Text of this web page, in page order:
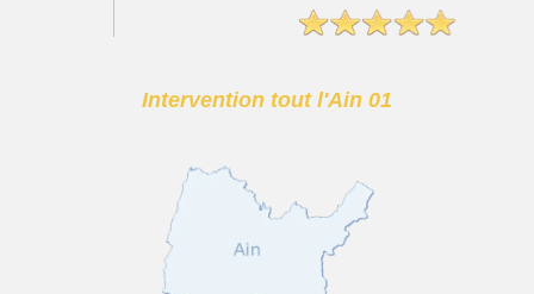
Intervention tout l'Ain 01